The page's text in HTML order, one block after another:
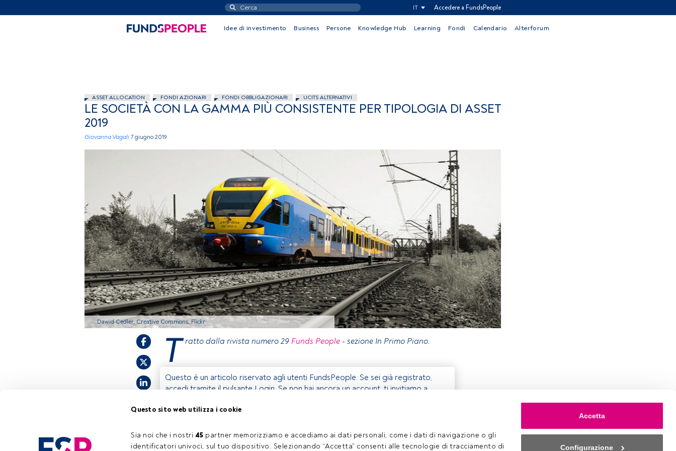
Questo sito web utilizza i cookie
Sia noi che i nostri 45 partner memorizziamo e accediamo ai dati personali, come i dati di navigazione o gli
identificatori univoci, sul tuo dispositivo. Selezionando “Accetta” consenti alle tecnologie di tracciamento di
Accetta
Configurazione
IT Accedere a FundsPeople
Idee di investimento Business Persone Knowledge Hub Learning Fondi Calendario Alterforum
ASSET ALLOCATION FONDI AZIONARI FONDI OBBLIGAZIONARI UCITS ALTERNATIVI
LE SOCIETÀ CON LA GAMMA PIÙ CONSISTENTE PER TIPOLOGIA DI ASSET
2019
Giovanna Vagali 7 giugno 2019
Dawid Cedler, Creative Commons, Flickr
T ratto dalla rivista numero 29 Funds People - sezione In Primo Piano.
Questo è un articolo riservato agli utenti FundsPeople. Se sei già registrato,
accedi tramite il pulsante Login. Se non hai ancora un account, ti invitiamo a